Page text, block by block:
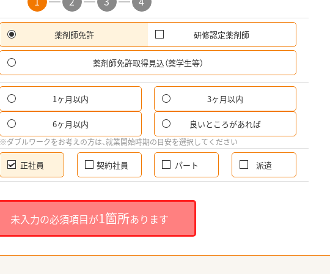
薬剤師免許 研修認定薬剤師
薬剤師免許取得見込（薬学生等）
1ヶ月以内 3ヶ月以内
6ヶ月以内 良いところがあれば
※ダブルワークをお考えの方は、就業開始時期の目安を選択してください
正社員 契約社員 パート 派遣
未入力の必須項目が1箇所あります